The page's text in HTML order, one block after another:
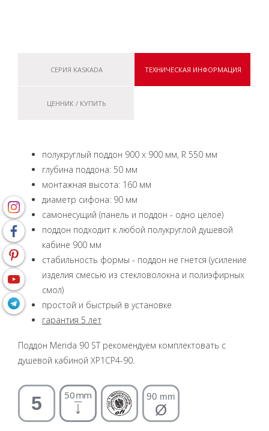
СЕРИЯ KASKADA ТЕХНИЧЕСКАЯ ИНФОРМАЦИЯ
ЦЕННИК / КУПИТЬ
полукруглый поддон 900 х 900 мм, R 550 мм
глубина поддона: 50 мм
монтажная высота: 160 мм
диаметр сифона: 90 мм
самонесущий (панель и поддон - одно целое)
поддон подходит к любой полукруглой душевой
кабине 900 мм
стабильность формы - поддон не гнется (усиление
изделия смесью из стекловолокна и полиэфирных
смол)
простой и быстрый в установке
гарантия 5 лет
Поддон Merida 90 ST рекомендуем комплектовать с
душевой кабиной XP1CP4-90.